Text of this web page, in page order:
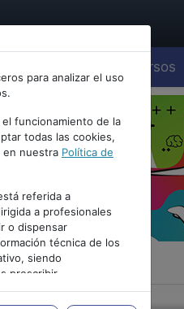
Cursos
para analizar el uso
funcionamiento de la
todas las cookies,
en nuestra Política de
referida a
a profesionales
o dispensar
técnica de los
siendo
prescribir
el tratamiento más